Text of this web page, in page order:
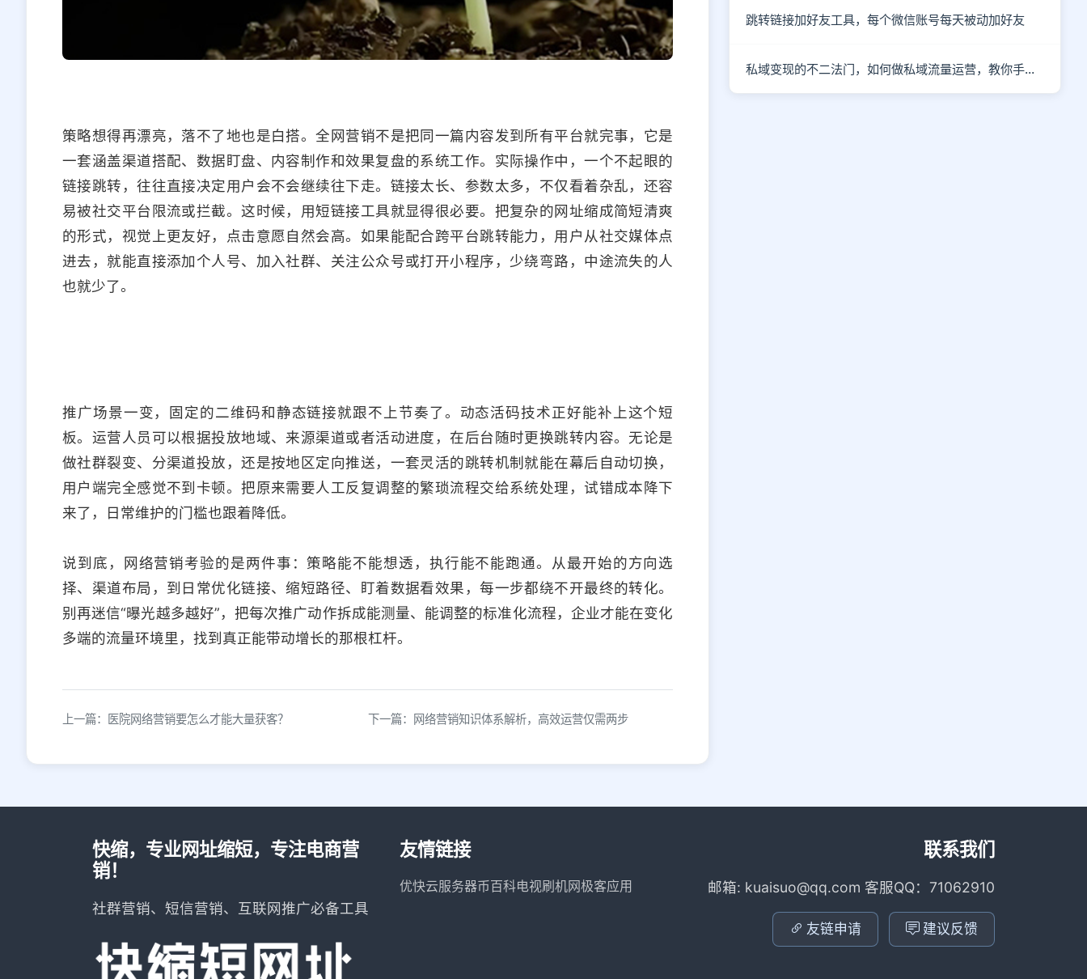
策略想得再漂亮，落不了地也是白搭。全网营销不是把同一篇内容发到所有平台就完事，它是
一套涵盖渠道搭配、数据盯盘、内容制作和效果复盘的系统工作。实际操作中，一个不起眼的
链接跳转，往往直接决定用户会不会继续往下走。链接太长、参数太多，不仅看着杂乱，还容
易被社交平台限流或拦截。这时候，用短链接工具就显得很必要。把复杂的网址缩成简短清爽
的形式，视觉上更友好，点击意愿自然会高。如果能配合跨平台跳转能力，用户从社交媒体点
进去，就能直接添加个人号、加入社群、关注公众号或打开小程序，少绕弯路，中途流失的人
也就少了。
推广场景一变，固定的二维码和静态链接就跟不上节奏了。动态活码技术正好能补上这个短
板。运营人员可以根据投放地域、来源渠道或者活动进度，在后台随时更换跳转内容。无论是
做社群裂变、分渠道投放，还是按地区定向推送，一套灵活的跳转机制就能在幕后自动切换，
用户端完全感觉不到卡顿。把原来需要人工反复调整的繁琐流程交给系统处理，试错成本降下
来了，日常维护的门槛也跟着降低。
说到底，网络营销考验的是两件事：策略能不能想透，执行能不能跑通。从最开始的方向选
择、渠道布局，到日常优化链接、缩短路径、盯着数据看效果，每一步都绕不开最终的转化。
别再迷信“曝光越多越好”，把每次推广动作拆成能测量、能调整的标准化流程，企业才能在变化
多端的流量环境里，找到真正能带动增长的那根杠杆。
上一篇：医院网络营销要怎么才能大量获客？ 下一篇：网络营销知识体系解析，高效运营仅需两步
跳转链接加好友工具，每个微信账号每天被动加好友
私域变现的不二法门，如何做私域流量运营，教你手把手入行
快缩，专业网址缩短，专注电商营
销！
社群营销、短信营销、互联网推广必备工具
友情链接
优快云服务器币百科电视刷机网极客应用
联系我们
邮箱: kuaisuo@qq.com 客服QQ：71062910
友链申请 建议反馈